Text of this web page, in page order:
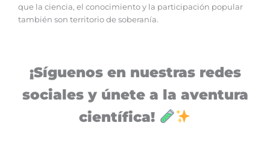
que la ciencia, el conocimiento y la participación popular
también son territorio de soberanía.
¡Síguenos en nuestras redes
sociales y únete a la aventura
científica!